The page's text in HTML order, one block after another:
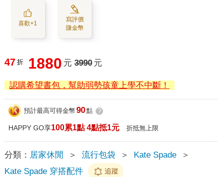
喜歡+1
寫評價
賺金幣
47 折 1880 元 3990 元
認購希望書包，幫助弱勢孩童上學不中斷！
預計最高可得金幣 90點 ?
HAPPY GO享100累1點 4點抵1元 折抵無上限
分類： 居家休閒 ＞ 流行包袋 ＞ Kate Spade
＞
Kate Spade 穿搭配件
追蹤